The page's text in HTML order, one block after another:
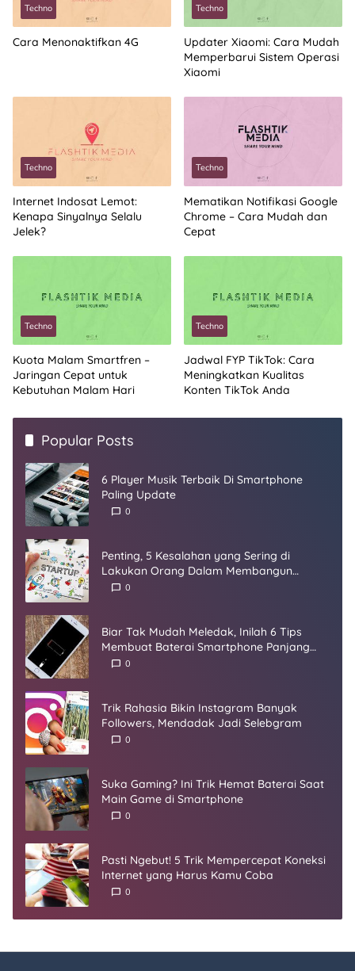
Techno
Cara Menonaktifkan 4G
Techno
Updater Xiaomi: Cara Mudah
Memperbarui Sistem Operasi
Xiaomi
Techno
Internet Indosat Lemot:
Kenapa Sinyalnya Selalu
Jelek?
Techno
Mematikan Notifikasi Google
Chrome – Cara Mudah dan
Cepat
Techno
Kuota Malam Smartfren –
Jaringan Cepat untuk
Kebutuhan Malam Hari
Techno
Jadwal FYP TikTok: Cara
Meningkatkan Kualitas
Konten TikTok Anda
Popular Posts
6 Player Musik Terbaik Di Smartphone
Paling Update
0
Penting, 5 Kesalahan yang Sering di
Lakukan Orang Dalam Membangun
Startup
0
Biar Tak Mudah Meledak, Inilah 6 Tips
Membuat Baterai Smartphone Panjang
Umur
0
Trik Rahasia Bikin Instagram Banyak
Followers, Mendadak Jadi Selebgram
0
Suka Gaming? Ini Trik Hemat Baterai Saat
Main Game di Smartphone
0
Pasti Ngebut! 5 Trik Mempercepat Koneksi
Internet yang Harus Kamu Coba
0